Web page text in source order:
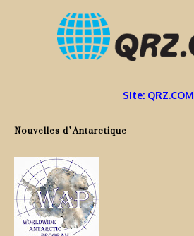
Site: QRZ.COM
Nouvelles d’Antarctique